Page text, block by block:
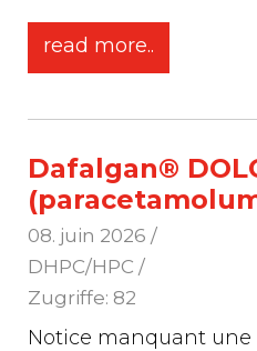
read more..
Dafalgan®
08. juin 2026 /
DHPC/HPC /
Zugriffe: 82
Notice manquant